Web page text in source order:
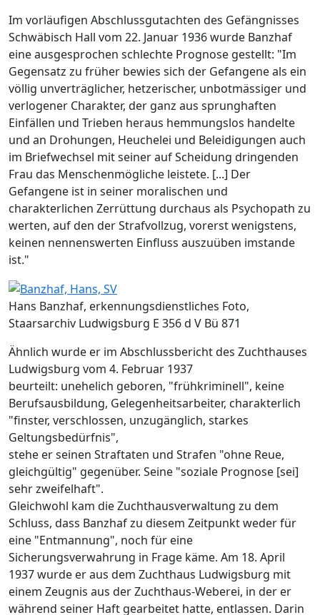
Im vorläufigen Abschlussgutachten des Gefängnisses
Schwäbisch Hall vom 22. Januar 1936 wurde Banzhaf
eine ausgesprochen schlechte Prognose gestellt: "Im
Gegensatz zu früher bewies sich der Gefangene als ein
völlig unverträglicher, hetzerischer, unbotmässiger und
verlogener Charakter, der ganz aus sprunghaften
Einfällen und Trieben heraus hemmungslos handelte
und an Drohungen, Heuchelei und Beleidigungen auch
im Briefwechsel mit seiner auf Scheidung dringenden
Frau das Menschenmögliche leistete. [...] Der
Gefangene ist in seiner moralischen und
charakterlichen Zerrüttung durchaus als Psychopath zu
werten, auf den der Strafvollzug, vorerst wenigstens,
keinen nennenswerten Einfluss auszuüben imstande
ist."
Image
Hans Banzhaf, erkennungsdienstliches Foto,
Staarsarchiv Ludwigsburg E 356 d V Bü 871
Ähnlich wurde er im Abschlussbericht des Zuchthauses
Ludwigsburg vom 4. Februar 1937
beurteilt: unehelich geboren, "frühkriminell", keine
Berufsausbildung, Gelegenheitsarbeiter, charakterlich
"finster, verschlossen, unzugänglich, starkes
Geltungsbedürfnis",
stehe er seinen Straftaten und Strafen "ohne Reue,
gleichgültig" gegenüber. Seine "soziale Prognose [sei]
sehr zweifelhaft".
Gleichwohl kam die Zuchthausverwaltung zu dem
Schluss, dass Banzhaf zu diesem Zeitpunkt weder für
eine "Entmannung", noch für eine
Sicherungsverwahrung in Frage käme. Am 18. April
1937 wurde er aus dem Zuchthaus Ludwigsburg mit
einem Zeugnis aus der Zuchthaus-Weberei, in der er
während seiner Haft gearbeitet hatte, entlassen. Darin